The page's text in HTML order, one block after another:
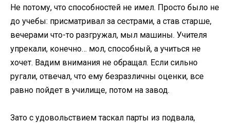
Не потому, что способностей не имел. Просто было не
до учебы: присматривал за сестрами, а став старше,
вечерами что-то разгружал, мыл машины. Учителя
упрекали, конечно… мол, способный, а учиться не
хочет. Вадим внимания не обращал. Если сильно
ругали, отвечал, что ему безразличны оценки, все
равно пойдет в училище, потом на завод.
Зато с удовольствием таскал парты из подвала,